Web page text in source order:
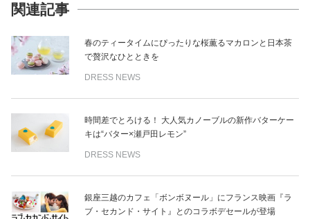
関連記事
春のティータイムにぴったりな桜薫るマカロンと日本茶
で贅沢なひとときを
DRESS NEWS
時間差でとろける！ 大人気カノーブルの新作バターケー
キは“バター×瀬戸田レモン”
DRESS NEWS
銀座三越のカフェ「ボンボヌール」にフランス映画『ラ
ブ・セカンド・サイト』とのコラボデセールが登場